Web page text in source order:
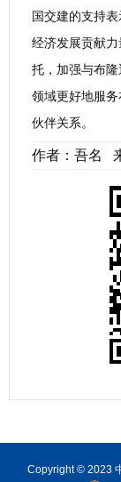
国交建的支持
经济发展贡献
托，加强与布
领域更好地服
伙伴关系。
作者：吾名
Copyright © 2023